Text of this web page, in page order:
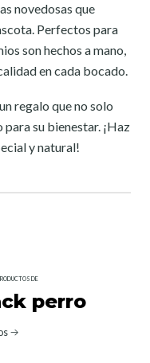
novedosas que
Perfectos para
son hechos a mano,
en cada bocado.
regalo que no solo
su bienestar. ¡Haz
y natural!
DE
perro